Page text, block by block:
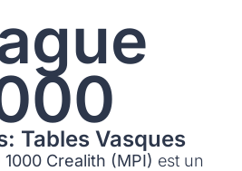
Tables Vasques
Crealith (MPI) est un